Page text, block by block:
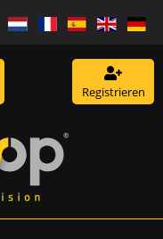
Registrieren